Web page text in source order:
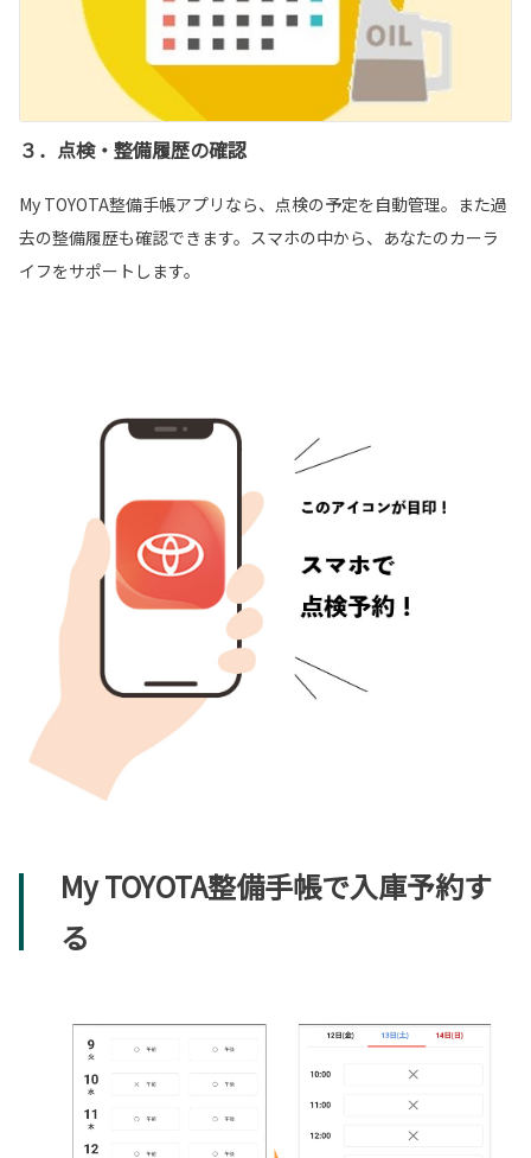
３．点検・整備履歴の確認
My TOYOTA整備手帳アプリなら、点検の予定を自動管理。また過
去の整備履歴も確認できます。スマホの中から、あなたのカーラ
イフをサポートします。
My TOYOTA整備手帳で入庫予約す
る